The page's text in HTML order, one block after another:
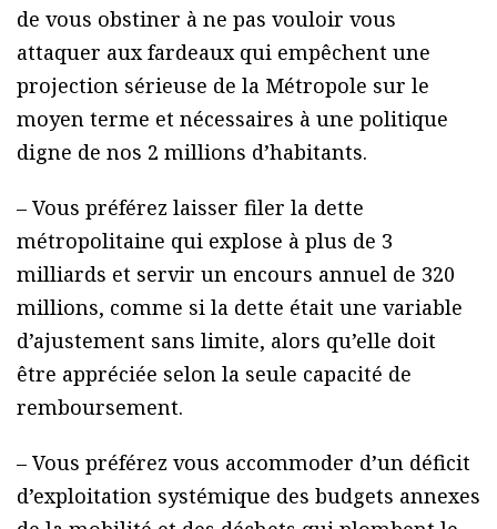
de vous obstiner à ne pas vouloir vous
attaquer aux fardeaux qui empêchent une
projection sérieuse de la Métropole sur le
moyen terme et nécessaires à une politique
digne de nos 2 millions d’habitants.
– Vous préférez laisser filer la dette
métropolitaine qui explose à plus de 3
milliards et servir un encours annuel de 320
millions, comme si la dette était une variable
d’ajustement sans limite, alors qu’elle doit
être appréciée selon la seule capacité de
remboursement.
– Vous préférez vous accommoder d’un déficit
d’exploitation systémique des budgets annexes